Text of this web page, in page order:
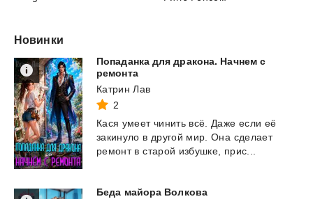
Новинки
Попаданка для дракона. Начнем с
ремонта
Катрин Лав
2
Кася умеет чинить всё. Даже если её
закинуло в другой мир. Она сделает
ремонт в старой избушке, прис...
Беда майора Волкова